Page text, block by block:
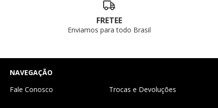
FRETEE
Enviamos para todo Brasil
NAVEGAÇÃO
Fale Conosco
Trocas e Devoluções